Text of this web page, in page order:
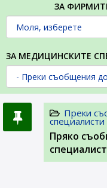
ЗА
ЗА МЕДИЦИНСКИТЕ
Преки
специалисти
Пряко